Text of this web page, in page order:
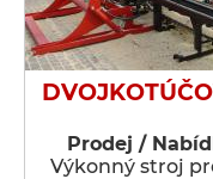
Prodej /
Výkonný stroj